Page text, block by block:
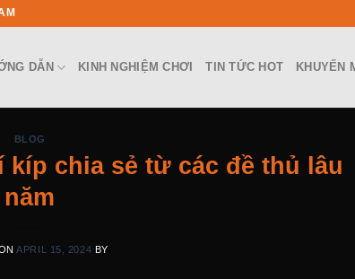
DẪN KINH NGHIỆM CHƠI TIN TỨC HOT KHUYẾN
BLOG
chia sẻ từ các đề thủ lâu
năm
APRIL 15, 2024 BY